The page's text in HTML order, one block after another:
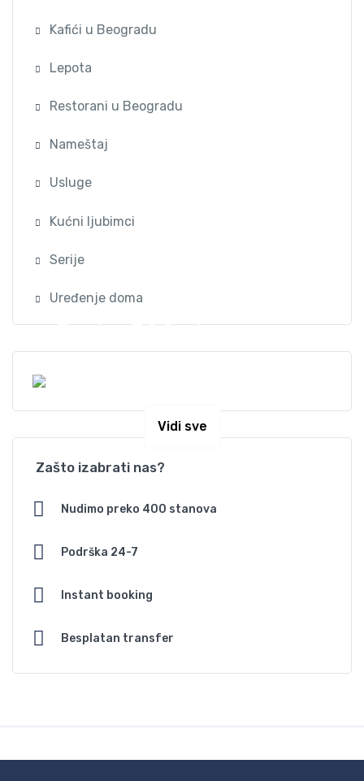
Kafići u Beogradu
Lepota
Restorani u Beogradu
Nameštaj
Usluge
Kućni ljubimci
Serije
Uređenje doma
Preko 300 stanova na
Vidi sve
Zašto izabrati nas?
Nudimo preko 400 stanova
Podrška 24-7
Instant booking
Besplatan transfer